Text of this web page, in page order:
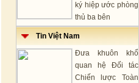
ký hiệp ước phòng
thủ ba bên
Tin Việt Nam
Đưa khuôn khổ
quan hệ Đối tác
Chiến lược Toàn